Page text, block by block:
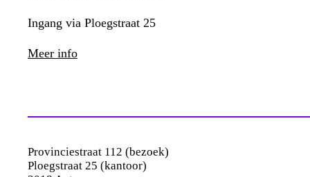
Ingang via Ploegstraat 25
Meer info
Provinciestraat 112 (bezoek)
Ploegstraat 25 (kantoor)